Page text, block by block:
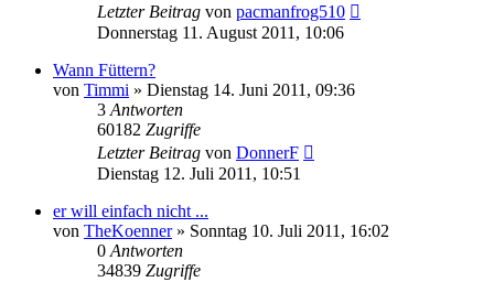
Letzter Beitrag von pacmanfrog510
Donnerstag 11. August 2011, 10:06
Wann Füttern?
von Timmi » Dienstag 14. Juni 2011, 09:36
3 Antworten
60182 Zugriffe
Letzter Beitrag von DonnerF
Dienstag 12. Juli 2011, 10:51
er will einfach nicht ...
von TheKoenner» Sonntag 10. Juli 2011, 16:02
0 Antworten
34839 Zugriffe